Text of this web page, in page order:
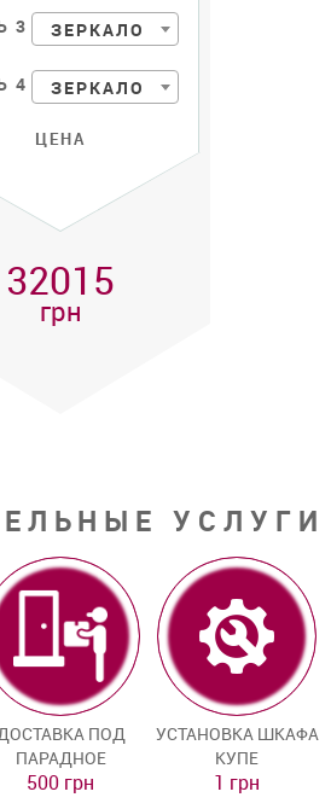
3 ЗЕРКАЛО
4 ЗЕРКАЛО
ЦЕНА
32015
грн
УСЛУГИ
ПОД
ПАРАДНОЕ
500 грн
УСТАНОВКА ШКАФА
КУПЕ
1 грн